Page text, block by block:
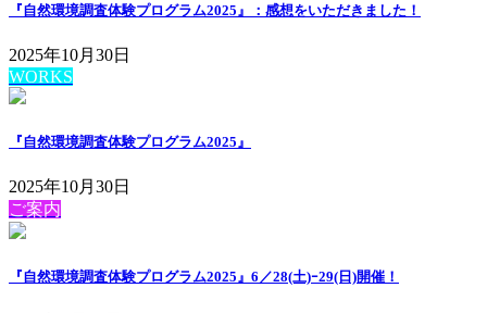
『自然環境調査体験プログラム2025』：感想をいただきました！
2025年10月30日
WORKS
『自然環境調査体験プログラム2025』
2025年10月30日
ご案内
『自然環境調査体験プログラム2025』6／28(土)ｰ29(日)開催！